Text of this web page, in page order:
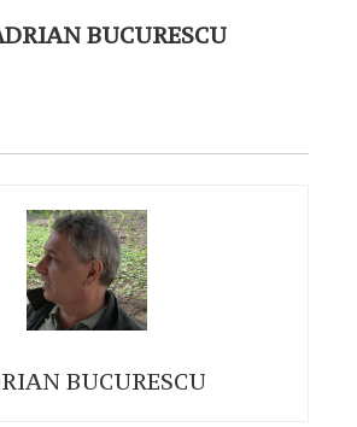
BUCURESCU
BUCURESCU